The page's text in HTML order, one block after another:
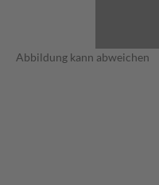
Abbildung kann abweichen